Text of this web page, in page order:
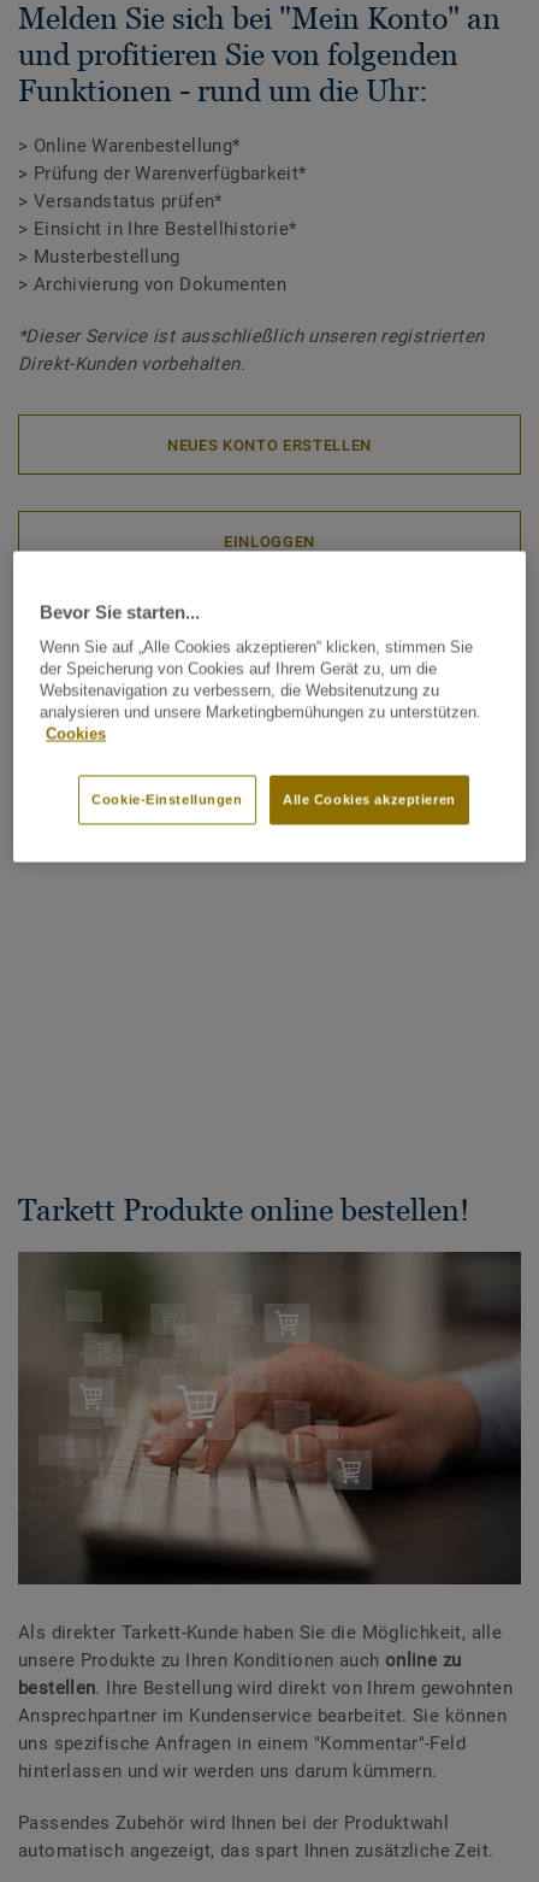
Melden Sie sich bei "Mein Konto" an
und profitieren Sie von folgenden
Funktionen - rund um die Uhr:
> Online Warenbestellung*
> Prüfung der Warenverfügbarkeit*
> Versandstatus prüfen*
> Einsicht in Ihre Bestellhistorie*
> Musterbestellung
> Archivierung von Dokumenten
*Dieser Service ist ausschließlich unseren registrierten
Direkt-Kunden vorbehalten.
NEUES KONTO ERSTELLEN
EINLOGGEN
KONTAKTIEREN SIE UNS!
Tarkett Produkte online bestellen!
Als direkter Tarkett-Kunde haben Sie die Möglichkeit, alle
unsere Produkte zu Ihren Konditionen auch online zu
bestellen. Ihre Bestellung wird direkt von Ihrem gewohnten
Ansprechpartner im Kundenservice bearbeitet. Sie können
uns spezifische Anfragen in einem "Kommentar"-Feld
hinterlassen und wir werden uns darum kümmern.
Passendes Zubehör wird Ihnen bei der Produktwahl
automatisch angezeigt, das spart Ihnen zusätzliche Zeit.
Bevor Sie starten...
Wenn Sie auf „Alle Cookies akzeptieren“ klicken, stimmen Sie
der Speicherung von Cookies auf Ihrem Gerät zu, um die
Websitenavigation zu verbessern, die Websitenutzung zu
analysieren und unsere Marketingbemühungen zu unterstützen.
Cookies
Alle Cookies akzeptieren
Cookie-Einstellungen